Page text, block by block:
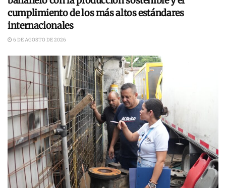
cumplimiento de los más altos estándares
internacionales
6 DE AGOSTO DE 2026